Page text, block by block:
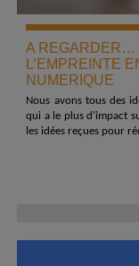
A REGARDER…
L’EMPREINTE
NUMERIQUE
Nous avons tous des
qui a le plus d’impact
les idées reçues pour